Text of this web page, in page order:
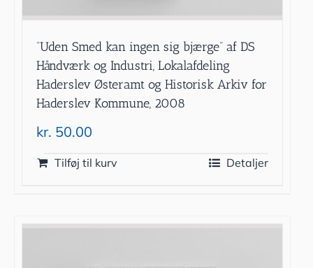
”Uden Smed kan ingen sig bjærge” af DS
Håndværk og Industri, Lokalafdeling
Haderslev Østeramt og Historisk Arkiv for
Haderslev Kommune, 2008
kr. 50.00
Tilføj til kurv Detaljer